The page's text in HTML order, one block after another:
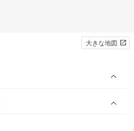
大きな地図